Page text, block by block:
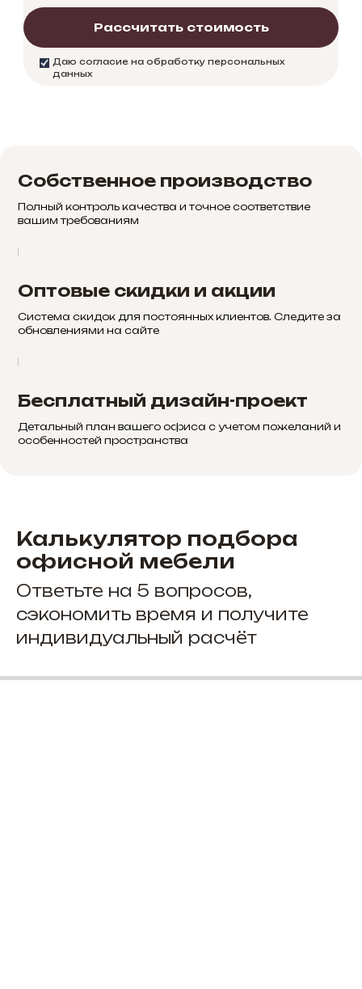
Даю согласие на обработку персональных
данных
Рассчитать стоимость
Собственное производство
Полный контроль качества и точное соответствие
вашим требованиям
Оптовые скидки и акции
Система скидок для постоянных клиентов. Следите за
обновлениями на сайте
Бесплатный дизайн-проект
Детальный план вашего офиса с учетом пожеланий и
особенностей пространства
Калькулятор подбора
офисной мебели
Ответьте на 5 вопросов,
сэкономить время и получите
индивидуальный расчёт